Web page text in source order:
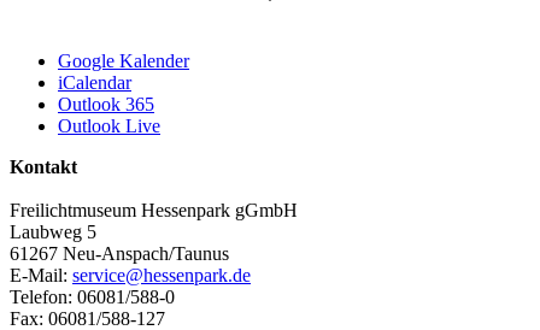
Google Kalender
iCalendar
Outlook 365
Outlook Live
Kontakt
Freilichtmuseum Hessenpark gGmbH
Laubweg 5
61267 Neu-Anspach/Taunus
E-Mail: service@hessenpark.de
Telefon: 06081/588-0
Fax: 06081/588-127